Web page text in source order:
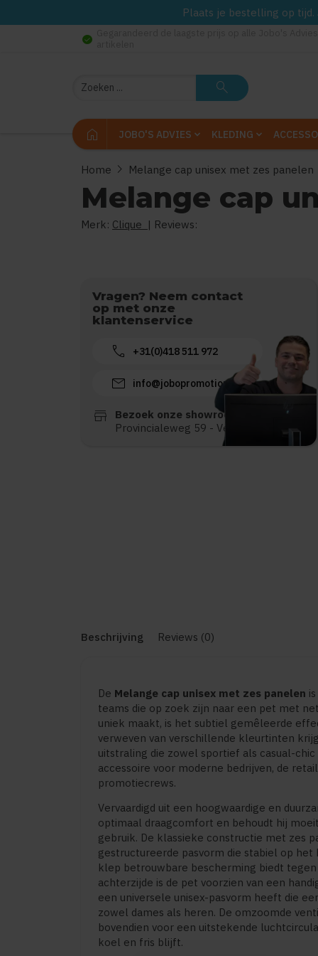
Plaats je bestelling op
check_circle
Zoeken search
home JOBO'S ADVIES KLEDING
Home chevron_right Melange cap unisex met zes panelen
Melange cap
Merk: Clique | Reviews:
Vragen? Neem contact
op met onze
klantenservice
call +31(0)418 511 972
mail info@jobopromotions.nl
store
Bezoek onze showroom:
Provincialeweg 59 - Velddriel
Beschrijving Reviews (0)
De Melange cap unisex met zes panelen
teams die op zoek zijn naar een pet met
uniek maakt, is het subtiel gemêleerde
verweven van verschillende kleurtinten
uitstraling die zowel sportief als casual-
accessoire voor moderne bedrijven, de
promotiecrews.
Vervaardigd uit een hoogwaardige en
optimaal draagcomfort en behoudt hij
gebruik. De klassieke constructie met zes
gestructureerde pasvorm die stabiel op
klep betrouwbare bescherming biedt
achterzijde is de pet voorzien van een
een universele unisex-pasvorm heeft die
zowel dames als heren. De omzoomde
bovendien voor een uitstekende
koel en fris blijft.